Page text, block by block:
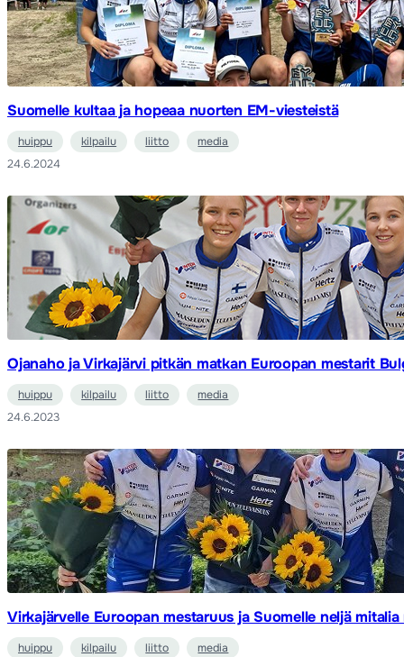
Suomelle kultaa ja hopeaa nuorten EM-viesteistä
huippu kilpailu liitto
media
24.6.2024
Ojanaho ja Virkajärvi pitkän matkan Euroopan mestarit
huippu kilpailu liitto
media
24.6.2023
Virkajärvelle Euroopan mestaruus ja Suomelle neljä
huippu kilpailu liitto
media